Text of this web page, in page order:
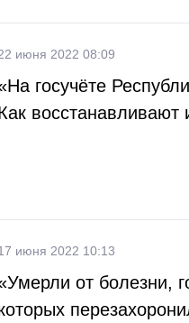
июня 2022 08:09
госучёте
июня 2022 10:13
от болезни,